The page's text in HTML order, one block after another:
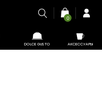
DOLCE GUSTO АКСЕССУАРЫ
0